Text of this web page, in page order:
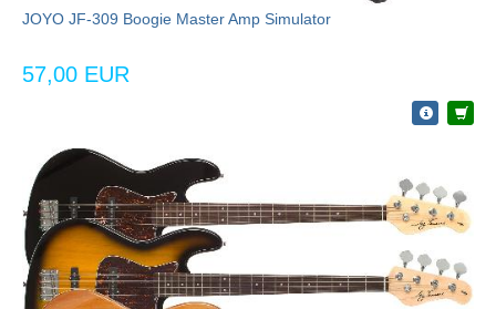
JOYO JF-309 Boogie Master Amp Simulator
57,00 EUR